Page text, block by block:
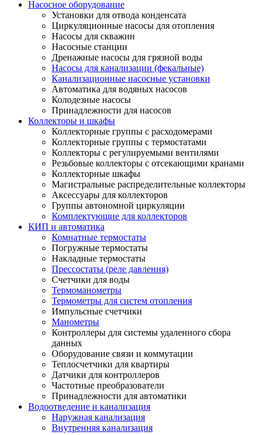
Насосное оборудование
Установки для отвода конденсата
Циркуляционные насосы для отопления
Насосы для скважин
Насосные станции
Дренажные насосы для грязной воды
Насосы для канализации (фекальные)
Канализационные насосные установки
Автоматика для водяных насосов
Колодезные насосы
Принадлежности для насосов
Коллекторы и шкафы
Коллекторные группы с расходомерами
Коллекторные группы с термостатами
Коллекторы с регулируемыми вентилями
Резьбовые коллекторы с отсекающими кранами
Коллекторные шкафы
Магистральные распределительные коллекторы
Аксессуары для коллекторов
Группы автономной циркуляции
Комплектующие для коллекторов
КИП и автоматика
Комнатные термостаты
Погружные термостаты
Накладные термостаты
Прессостаты (реле давления)
Счетчики для воды
Термоманометры
Термометры для систем отопления
Импульсные счетчики
Манометры
Контроллеры для системы удаленного сбора
данных
Оборудование связи и коммутации
Теплосчетчики для квартиры
Датчики для контроллеров
Частотные преобразователи
Принадлежности для автоматики
Водоотведение и канализация
Наружная канализация
Внутренняя канализация